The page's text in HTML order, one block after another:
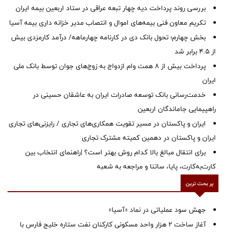
بررسی روند پرداخت دیه چهار تبعه عراقی در ستاد اربعین بیمه ایران
تکریم معاون فنی بیمه‌های اموال و انتصاب مدیر خزانه داری بیمه آسیا
بخش چهارم؛ تحول بانک دی در کارنامه چهارماهه/ درآمد کارمزدی بیش
از ۴.۵ برابر شد
پرداخت بیش از ۸ همت وام ازدواج به زوج‌های جوان توسط بانک ملی
ایران
خدمت‌رسانی بانک توسعه صادرات ایران به عاشقان حسینی در
راهپیمایی جاماندگان اربعین
ایران و پاکستان در مسیر تقویت همکاری‌های تجاری / رایزنی‌های تجاری
ایران و پاکستان در دهمین کمیته مشترک تجاری
برای انتقال مبالغ بالا کدام روش بهتر است؟ |راهنمای انتخاب بین
کارت‌به‌کارت، پایا، ساتنا و مراجعه به شعبه
پر بحث ترین
جهش سود عملیاتی در نماد «آسیا»
آغاز ساخت ۲ هزار واحد مسکونی کارکنان نفت ستاره خلیج فارس با